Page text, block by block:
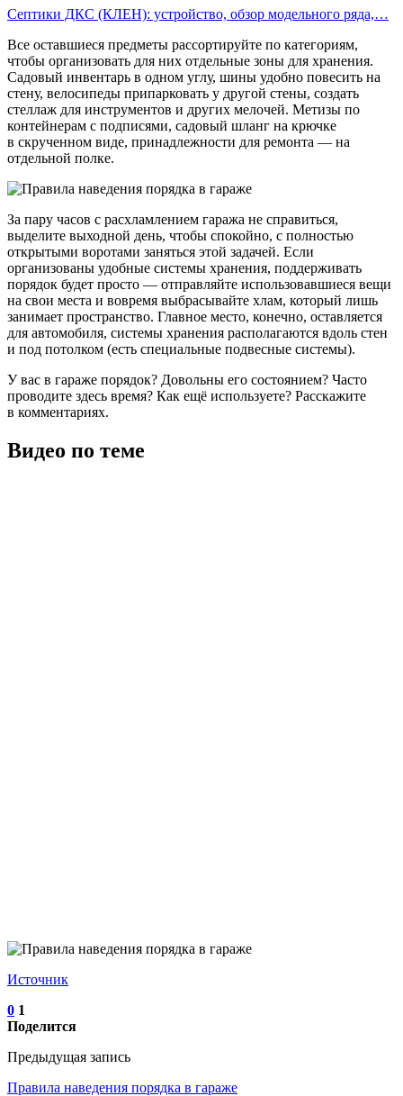
Септики ДКС (КЛЕН): устройство, обзор модельного ряда,…
Все оставшиеся предметы рассортируйте по категориям,
чтобы организовать для них отдельные зоны для хранения.
Садовый инвентарь в одном углу, шины удобно повесить на
стену, велосипеды припарковать у другой стены, создать
стеллаж для инструментов и других мелочей. Метизы по
контейнерам с подписями, садовый шланг на крючке
в скрученном виде, принадлежности для ремонта — на
отдельной полке.
За пару часов с расхламлением гаража не справиться,
выделите выходной день, чтобы спокойно, с полностью
открытыми воротами заняться этой задачей. Если
организованы удобные системы хранения, поддерживать
порядок будет просто — отправляйте использовавшиеся вещи
на свои места и вовремя выбрасывайте хлам, который лишь
занимает пространство. Главное место, конечно, оставляется
для автомобиля, системы хранения располагаются вдоль стен
и под потолком (есть специальные подвесные системы).
У вас в гараже порядок? Довольны его состоянием? Часто
проводите здесь время? Как ещё используете? Расскажите
в комментариях.
Видео по теме
Источник
0 1
Поделится
Предыдущая запись
Правила наведения порядка в гараже